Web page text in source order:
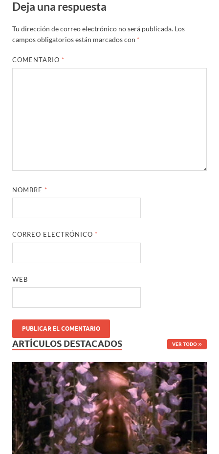
Deja una respuesta
Tu dirección de correo electrónico no será publicada. Los
campos obligatorios están marcados con *
COMENTARIO *
NOMBRE *
CORREO ELECTRÓNICO *
WEB
ARTÍCULOS DESTACADOS VER TODO